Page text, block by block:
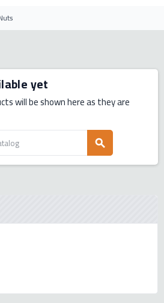
yet
will be shown here as they are
search